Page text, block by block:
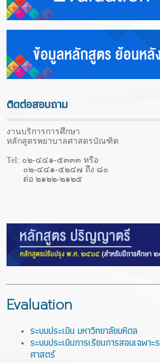
ติดต่อสอบถาม
งานบริการการศึกษา
หลักสูตรพยาบาลศาสตรบัณฑิต
Tel: ๐๒-๔๔๑-๕๓๓๓ หรือ
๐๒-๔๔๑-๕๒๔๗ ถึง ๘๐
ต่อ ๒๑๒๒-๒๑๒๕
Evaluation
ระบบประเมิน มหาวิทยาลัยมหิดล
ระบบประเมินการเรียนการสอนเฉพา
ศาสตร์